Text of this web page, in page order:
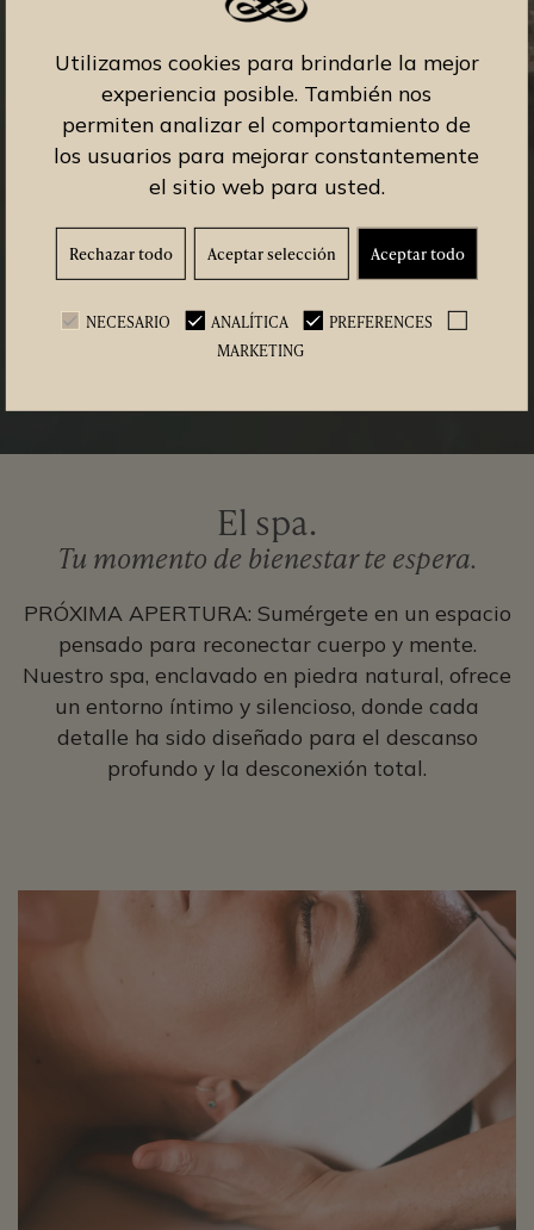
El spa.
Tu momento de bienestar te espera.
PRÓXIMA APERTURA: Sumérgete en un espacio
pensado para reconectar cuerpo y mente.
Nuestro spa, enclavado en piedra natural, ofrece
un entorno íntimo y silencioso, donde cada
detalle ha sido diseñado para el descanso
profundo y la desconexión total.
Utilizamos cookies para brindarle la mejor
experiencia posible. También nos
permiten analizar el comportamiento de
los usuarios para mejorar constantemente
el sitio web para usted.
Rechazar todo Aceptar selección Aceptar todo
NECESARIO ANALÍTICA
PREFERENCES
MARKETING